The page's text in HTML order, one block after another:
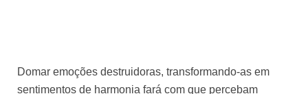
Domar emoções destruidoras, transformando-as em